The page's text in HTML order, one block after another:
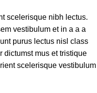
scelerisque nibh lectus.
vestibulum et in a a a
purus lectus nisl class
dictumst mus et tristique
scelerisque vestibulum